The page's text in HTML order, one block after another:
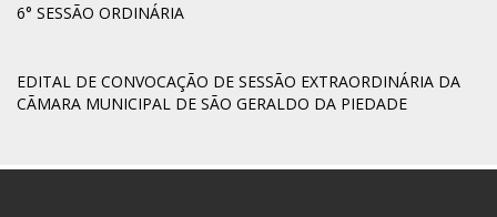
6° SESSÃO ORDINÁRIA
EDITAL DE CONVOCAÇÃO DE SESSÃO EXTRAORDINÁRIA DA
CÃMARA MUNICIPAL DE SÃO GERALDO DA PIEDADE